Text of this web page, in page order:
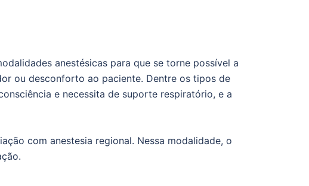
anestésicas para que se torne possível a
ou desconforto ao paciente. Dentre os tipos de
e necessita de suporte respiratório, e a
com anestesia regional. Nessa modalidade, o